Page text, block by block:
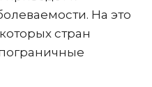
На это
стран